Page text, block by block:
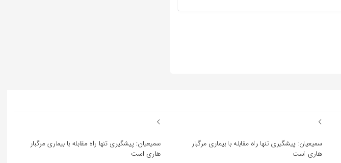
سمیعیان: پیشگیری تنها راه مقابله با بیماری مرگبار
هاری است
سمیعیان: پیشگیری تنها راه مقابله با بیماری مرگبار
هاری است